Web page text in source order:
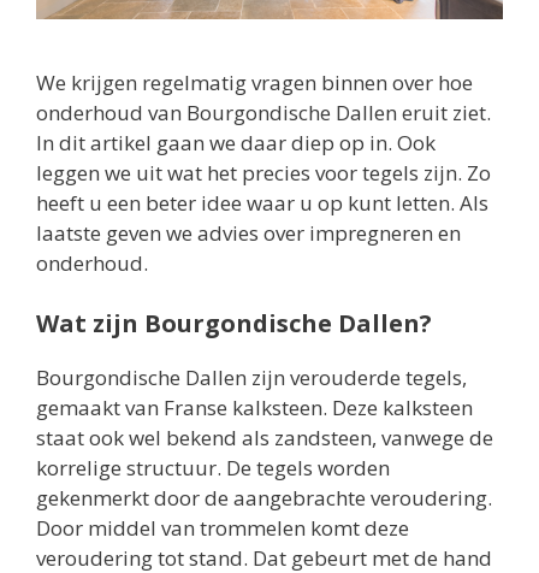
We krijgen regelmatig vragen binnen over hoe
onderhoud van Bourgondische Dallen eruit ziet.
In dit artikel gaan we daar diep op in. Ook
leggen we uit wat het precies voor tegels zijn. Zo
heeft u een beter idee waar u op kunt letten. Als
laatste geven we advies over impregneren en
onderhoud.
Wat zijn Bourgondische Dallen?
Bourgondische Dallen zijn verouderde tegels,
gemaakt van Franse kalksteen. Deze kalksteen
staat ook wel bekend als zandsteen, vanwege de
korrelige structuur. De tegels worden
gekenmerkt door de aangebrachte veroudering.
Door middel van trommelen komt deze
veroudering tot stand. Dat gebeurt met de hand